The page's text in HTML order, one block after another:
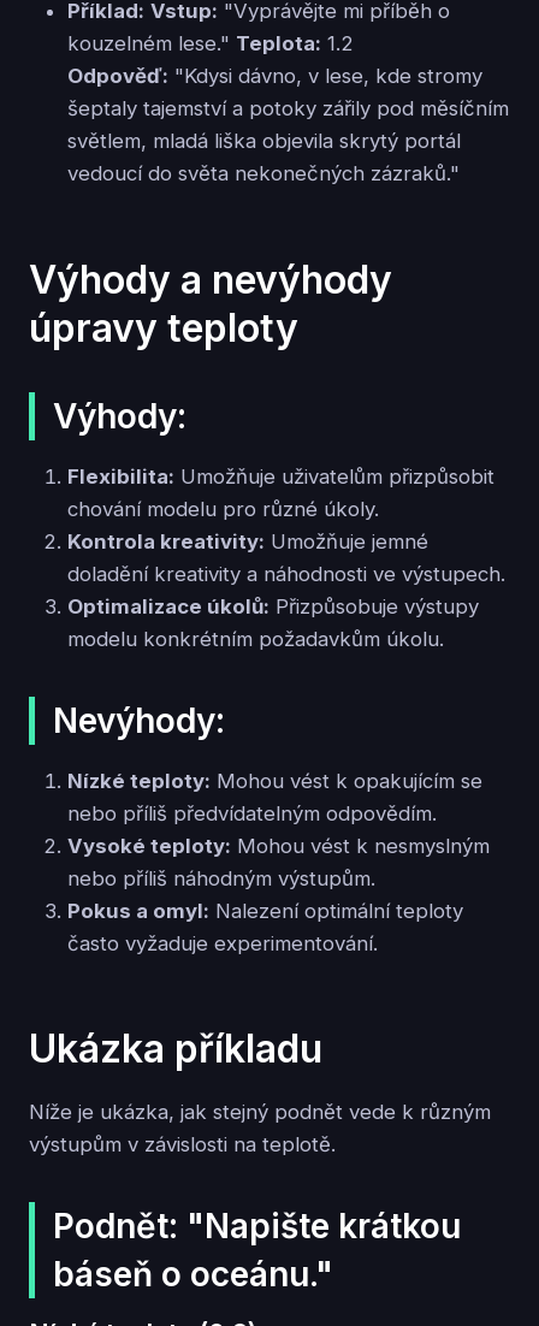
Příklad: Vstup: "Vyprávějte mi příběh o
kouzelném lese." Teplota: 1.2
Odpověď: "Kdysi dávno, v lese, kde stromy
šeptaly tajemství a potoky zářily pod měsíčním
světlem, mladá liška objevila skrytý portál
vedoucí do světa nekonečných zázraků."
Výhody a nevýhody
úpravy teploty
Výhody:
Flexibilita: Umožňuje uživatelům přizpůsobit
chování modelu pro různé úkoly.
Kontrola kreativity: Umožňuje jemné
doladění kreativity a náhodnosti ve výstupech.
Optimalizace úkolů: Přizpůsobuje výstupy
modelu konkrétním požadavkům úkolu.
Nevýhody:
Nízké teploty: Mohou vést k opakujícím se
nebo příliš předvídatelným odpovědím.
Vysoké teploty: Mohou vést k nesmyslným
nebo příliš náhodným výstupům.
Pokus a omyl: Nalezení optimální teploty
často vyžaduje experimentování.
Ukázka příkladu
Níže je ukázka, jak stejný podnět vede k různým
výstupům v závislosti na teplotě.
Podnět: "Napište krátkou
báseň o oceánu."